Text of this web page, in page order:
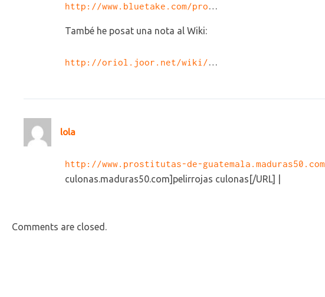
http://www.bluetake.com/pro…
També he posat una nota al Wiki:
http://oriol.joor.net/wiki/…
lola
http://www.prostitutas-de-guatemala.maduras50.com
culonas.maduras50.com]pelirrojas culonas[/URL] |
Comments are closed.